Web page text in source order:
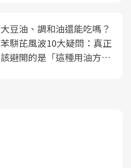
大豆油、調和油還能吃嗎？
苯駢芘風波10大疑問：真正
該避開的是「這種用油方